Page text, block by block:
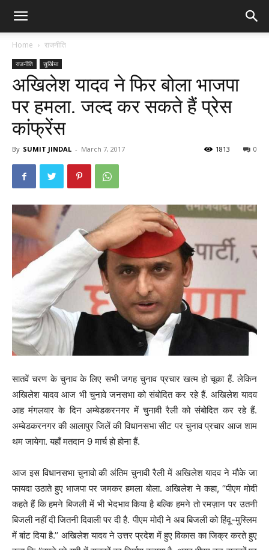
Home राजनीति
राजनीति सुर्खिया
अखिलेश यादव ने फिर बोला भाजपा
पर हमला. जल्द कर सकते हैं प्रेस
कांफ्रेंस
By SUMIT JINDAL - March 7, 2017 0
1813
सातवें चरण के चुनाव के लिए सभी जगह चुनाव प्रचार खत्म हो चूका हैं. लेकिन
अखिलेश यादव आज भी चुनावे जनसभा को संबोदित कर रहे हैं. अखिलेश यादव
आह मंगलवार के दिन अम्बेडकरनगर में चुनावी रैली को संबोदित कर रहे हैं.
अम्बेडकरनगर की आलापुर जिलें की विधानसभा सीट पर चुनाव प्रचार आज शाम
थम जायेगा. यहाँ मतदान 9 मार्च हो होना हैं.
आज इस विधानसभा चुनावो की अंतिम चुनावी रैली में अखिलेश यादव ने मौके जा
फायदा उठाते हुए भाजपा पर जमकर हमला बोला. अखिलेश ने कहा, ‘’पीएम मोदी
कहते हैं कि हमने बिजली में भी भेदभाव किया है बल्कि हमने तो रमज़ान पर उतनी
बिजली नहीं दी जितनी दिवाली पर दी है. पीएम मोदी ने अब बिजली को हिंदू-मुस्लिम
में बांट दिया है.’’ अखिलेश यादव ने उत्तर प्रदेश में हुए विकास का जिक्र करते हुए